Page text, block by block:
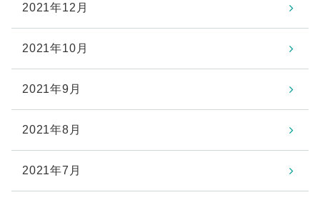
2021年12月
2021年10月
2021年9月
2021年8月
2021年7月